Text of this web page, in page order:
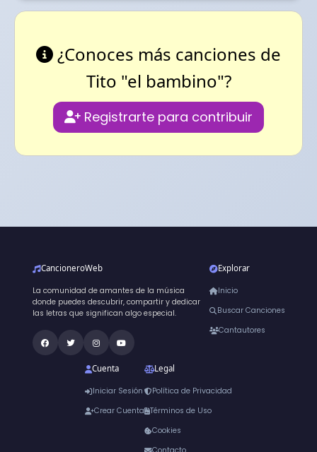
¿Conoces más canciones de
Tito "el bambino"?
Registrarte para contribuir
CancioneroWeb
La comunidad de amantes de la música
donde puedes descubrir, compartir y dedicar
las letras que significan algo especial.
Explorar
Inicio
Buscar Canciones
Cantautores
Cuenta
Iniciar Sesión
Crear Cuenta
Legal
Política de Privacidad
Términos de Uso
Cookies